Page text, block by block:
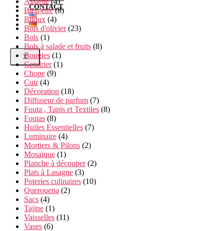
CONTACT
X
Bien-être (8)
Bijoux (4)
Bois d'olivier (23)
Bols (1)
Bols à salade et fruits (8)
Bougies (1)
Cendrier (1)
Chope (9)
Cuir (4)
Décoration (18)
Diffuseur de parfum (7)
Fouta , Tapis et Textiles (8)
Foutas (8)
Huiles Essentielles (7)
Luminaire (4)
Mortiers & Pilons (2)
Mosaïque (1)
Planche à découper (2)
Plats à Lasagne (3)
Poteries culinaires (10)
Querouena (2)
Sacs (4)
Tajine (1)
Vaisselles (11)
Vases (6)